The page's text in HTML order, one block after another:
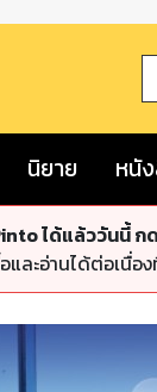
นิยาย หนั
ได้แล้ววันนี้ ก
ละอ่านได้ต่อเนื่อ